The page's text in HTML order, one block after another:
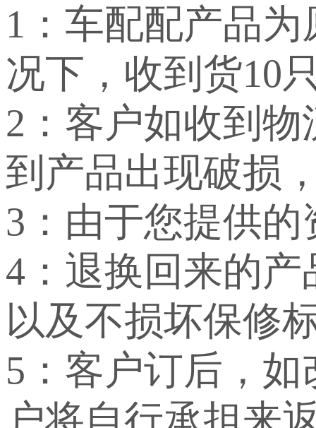
1：车配配产品
况下，收到货10
2：客户如收到
到产品出现破损
3：由于您提供
4：退换回来的
以及不损坏保修
5：客户订后，